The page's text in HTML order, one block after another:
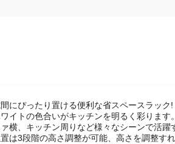
にぴったり置ける便利な省スペースラック!
イトの色合いがキッチンを明るく彩ります
横、キッチン周りなど様々なシーンで活躍